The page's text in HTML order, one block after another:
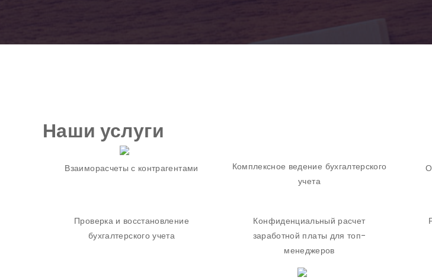
Наши услуги
Взаиморасчеты с контрагентами
Комплексное ведение бухгалтерского
учета
Проверка и восстановление
бухгалтерского учета
Конфиденциальный расчет
заработной платы для топ-
менеджеров